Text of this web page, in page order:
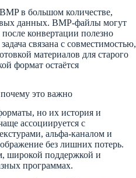
в большом количестве,
данных. BMP-файлы могут
конвертации полезно
связана с совместимостью,
материалов для старого
формат остаётся
это важно
но их история и
ассоциируется с
альфа-каналом и
без лишних потерь.
широкой поддержкой и
программах.